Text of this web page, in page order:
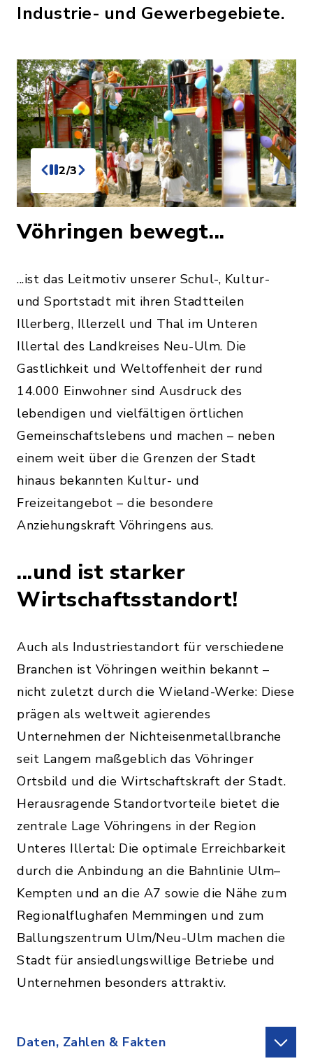
Industrie- und Gewerbegebiete.
2/3
Vöhringen bewegt...
...ist das Leitmotiv unserer Schul-, Kultur-
und Sportstadt mit ihren Stadtteilen
Illerberg, Illerzell und Thal im Unteren
Illertal des Landkreises Neu-Ulm. Die
Gastlichkeit und Weltoffenheit der rund
14.000 Einwohner sind Ausdruck des
lebendigen und vielfältigen örtlichen
Gemeinschaftslebens und machen – neben
einem weit über die Grenzen der Stadt
hinaus bekannten Kultur- und
Freizeitangebot – die besondere
Anziehungskraft Vöhringens aus.
...und ist starker
Wirtschaftsstandort!
Auch als Industriestandort für verschiedene
Branchen ist Vöhringen weithin bekannt –
nicht zuletzt durch die Wieland-Werke: Diese
prägen als weltweit agierendes
Unternehmen der Nichteisenmetallbranche
seit Langem maßgeblich das Vöhringer
Ortsbild und die Wirtschaftskraft der Stadt.
Herausragende Standortvorteile bietet die
zentrale Lage Vöhringens in der Region
Unteres Illertal: Die optimale Erreichbarkeit
durch die Anbindung an die Bahnlinie Ulm–
Kempten und an die A7 sowie die Nähe zum
Regionalflughafen Memmingen und zum
Ballungszentrum Ulm/Neu-Ulm machen die
Stadt für ansiedlungswillige Betriebe und
Unternehmen besonders attraktiv.
Daten, Zahlen & Fakten